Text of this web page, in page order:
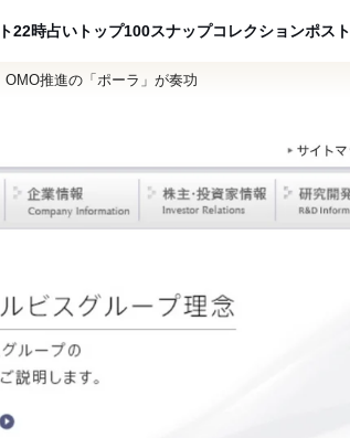
22時占い トップ100スナップコレクションポスト
推進の「ポーラ」が奏功